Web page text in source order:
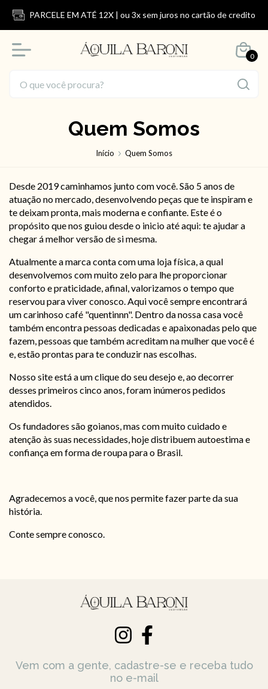
PARCELE EM ATÉ 12X | ou 3x sem juros no cartão de credito
0
Quem Somos
Início Quem Somos
​Desde 2019 caminhamos junto com você. São 5 anos de
atuação no mercado, desenvolvendo peças que te inspiram e
te deixam pronta, mais moderna e confiante. Este é o
propósito que nos guiou desde o inicio até aqui: te ajudar a
chegar á melhor versão de si mesma.
Atualmente a marca conta com uma loja física, a qual
desenvolvemos com muito zelo para lhe proporcionar
conforto e praticidade, afinal, valorizamos o tempo que
reservou para viver conosco. Aqui você sempre encontrará
um carinhoso café "quentinnn". Dentro da nossa casa você
também encontra pessoas dedicadas e apaixonadas pelo que
fazem, pessoas que também acreditam na mulher que você é
e, estão prontas para te conduzir nas escolhas.
Nosso site está a um clique do seu desejo e, ao decorrer
desses primeiros cinco anos, foram inúmeros pedidos
atendidos.
Os fundadores são goianos, mas com muito cuidado e
atenção às suas necessidades, hoje distribuem autoestima e
confiança em forma de roupa para o Brasil.
Agradecemos a você, que nos permite fazer parte da sua
história.
Conte sempre conosco.
Vem com a gente, cadastre-se e receba tudo
no e-mail